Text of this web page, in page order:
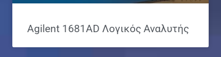
Agilent 1681AD Λογικός Αναλυτής